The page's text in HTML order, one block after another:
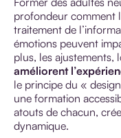
profondeur comment
traitement de
émotions peuvent
plus, les ajustements,
améliorent
le principe du «
une formation
atouts de chacun,
dynamique.